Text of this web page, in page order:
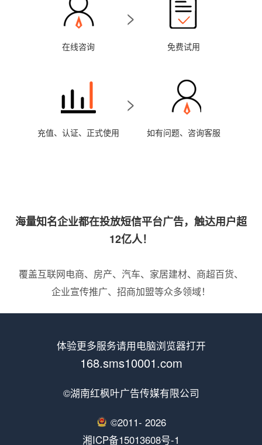
在线咨询
>
免费试用
充值、认证、正式使用
>
如有问题、咨询客服
海量知名企业都在投放短信平台广告，触达用户超
12亿人！
覆盖互联网电商、房产、汽车、家居建材、商超百货、
企业宣传推广、招商加盟等众多领域！
体验更多服务请用电脑浏览器打开
168.sms10001.com
©湖南红枫叶广告传媒有限公司
©2011- 2026
湘ICP备15013608号-1